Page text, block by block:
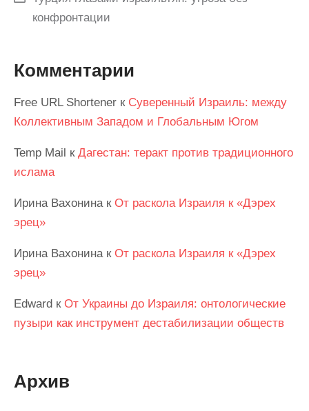
конфронтации
Комментарии
Free URL Shortener к Суверенный Израиль: между
Коллективным Западом и Глобальным Югом
Temp Mail к Дагестан: теракт против традиционного
ислама
Ирина Вахонинак От раскола Израиля к «Дэрех
эрец»
Ирина Вахонинак От раскола Израиля к «Дэрех
эрец»
Edward к От Украины до Израиля: онтологические
пузыри как инструмент дестабилизации обществ
Архив